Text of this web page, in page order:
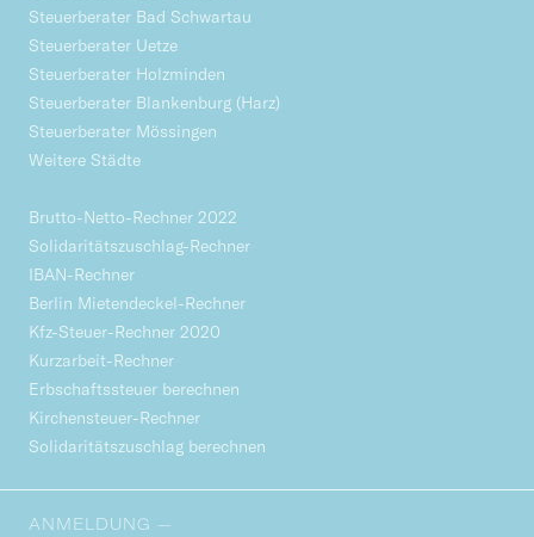
Steuerberater Bad Schwartau
Steuerberater Uetze
Steuerberater Holzminden
Steuerberater Blankenburg (Harz)
Steuerberater Mössingen
Weitere Städte
Brutto-Netto-Rechner 2022
Solidaritätszuschlag-Rechner
IBAN-Rechner
Berlin Mietendeckel-Rechner
Kfz-Steuer-Rechner 2020
Kurzarbeit-Rechner
Erbschaftssteuer berechnen
Kirchensteuer-Rechner
Solidaritätszuschlag berechnen
ANMELDUNG —